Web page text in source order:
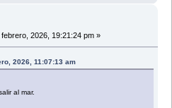
febrero, 2026, 19:21:24 pm »
2026, 11:07:13 am
al mar.